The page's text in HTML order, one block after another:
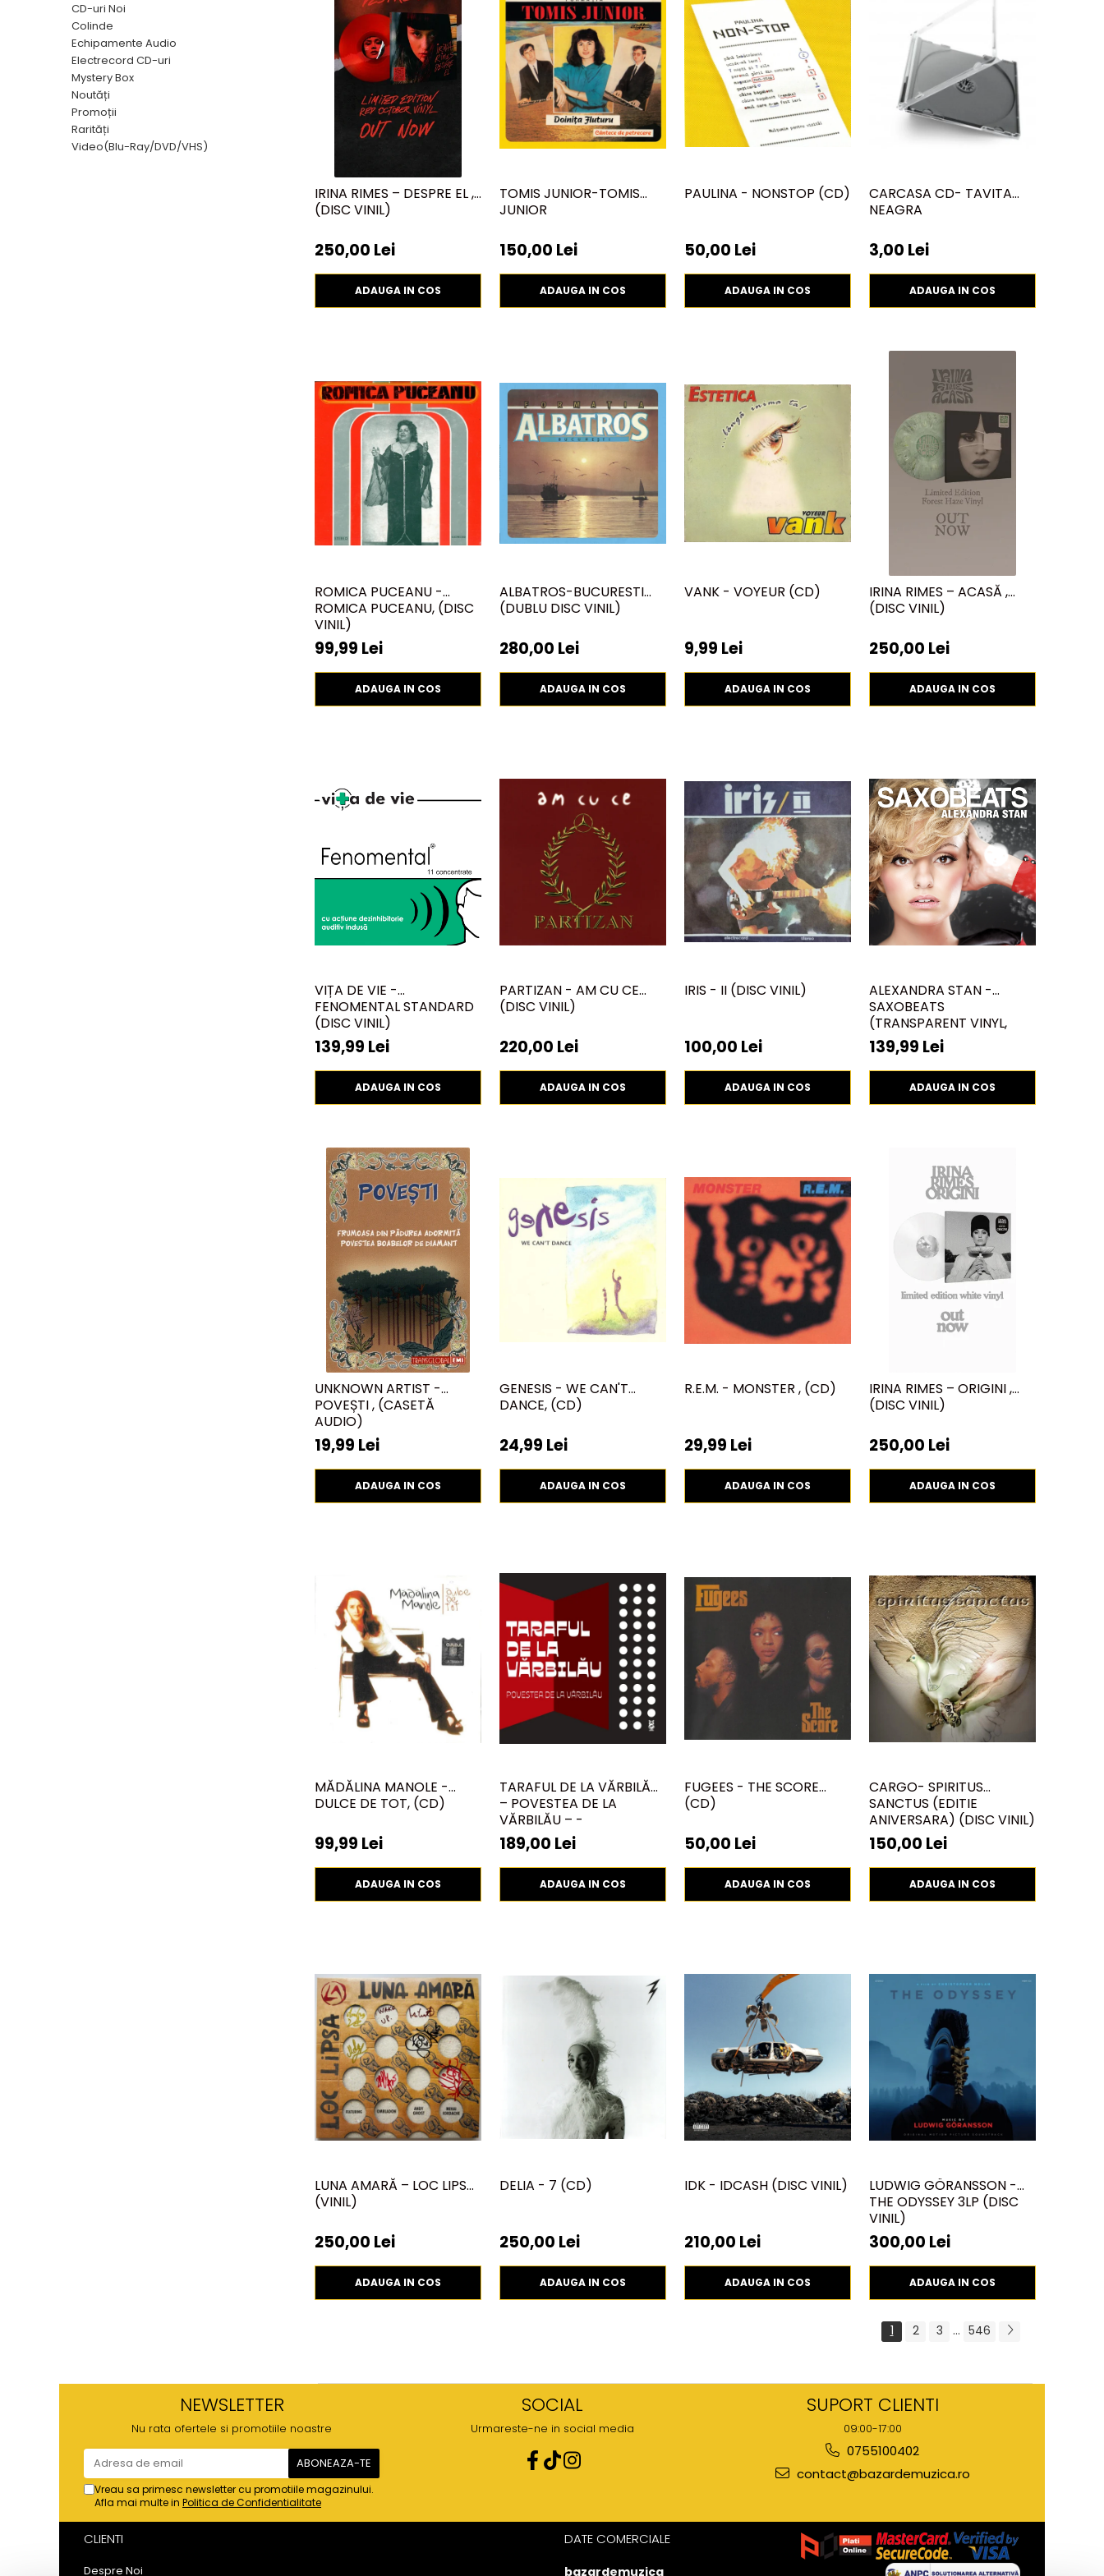
Viniluri Românești
Colecția Electrecord
CD-uri Noi
Colinde
Echipamente Audio
Electrecord CD-uri
Mystery Box
Noutăți
Promoții
Rarități
Video(Blu-Ray/DVD/VHS)
IRINA RIMES – DESPRE EL ,
(DISC VINIL)
250,00 Lei
ADAUGA IN COS
TOMIS JUNIOR-TOMIS
JUNIOR
150,00 Lei
ADAUGA IN COS
PAULINA - NONSTOP (CD)
50,00 Lei
ADAUGA IN COS
CARCASA CD- TAVITA
NEAGRA
3,00 Lei
ADAUGA IN COS
ROMICA PUCEANU -
ROMICA PUCEANU, (DISC
VINIL)
99,99 Lei
ADAUGA IN COS
ALBATROS-BUCURESTI
(DUBLU DISC VINIL)
280,00 Lei
ADAUGA IN COS
VANK - VOYEUR (CD)
9,99 Lei
ADAUGA IN COS
IRINA RIMES – ACASĂ ,
(DISC VINIL)
250,00 Lei
ADAUGA IN COS
VIȚA DE VIE -
FENOMENTAL STANDARD
(DISC VINIL)
139,99 Lei
ADAUGA IN COS
PARTIZAN - AM CU CE
(DISC VINIL)
220,00 Lei
ADAUGA IN COS
IRIS - II (DISC VINIL)
100,00 Lei
ADAUGA IN COS
ALEXANDRA STAN -
SAXOBEATS
(TRANSPARENT VINYL,
BONUS TRACKS) ) (DISC
VINIL)
139,99 Lei
ADAUGA IN COS
UNKNOWN ARTIST -
POVEȘTI , (CASETĂ
AUDIO)
19,99 Lei
ADAUGA IN COS
GENESIS - WE CAN'T
DANCE, (CD)
24,99 Lei
ADAUGA IN COS
R.E.M. - MONSTER , (CD)
29,99 Lei
ADAUGA IN COS
IRINA RIMES – ORIGINI ,
(DISC VINIL)
250,00 Lei
ADAUGA IN COS
MĂDĂLINA MANOLE -
DULCE DE TOT, (CD)
99,99 Lei
ADAUGA IN COS
TARAFUL DE LA VĂRBILĂU
– POVESTEA DE LA
VĂRBILĂU – -
ELECTRECORD, (DISC
VINIL)
189,00 Lei
ADAUGA IN COS
FUGEES - THE SCORE
(CD)
50,00 Lei
ADAUGA IN COS
CARGO- SPIRITUS
SANCTUS (EDITIE
ANIVERSARA) (DISC VINIL)
150,00 Lei
ADAUGA IN COS
LUNA AMARĂ – LOC LIPSĂ
(VINIL)
250,00 Lei
ADAUGA IN COS
DELIA - 7 (CD)
250,00 Lei
ADAUGA IN COS
IDK - IDCASH (DISC VINIL)
210,00 Lei
ADAUGA IN COS
LUDWIG GÖRANSSON -
THE ODYSSEY 3LP (DISC
VINIL)
300,00 Lei
ADAUGA IN COS
1 2 3 ... 546
NEWSLETTER
Nu rata ofertele si promotiile noastre
Vreau sa primesc newsletter cu promotiile magazinului.
Afla mai multe in Politica de Confidentialitate
SOCIAL
Urmareste-ne in social media
SUPORT CLIENTI
09:00-17:00
0755100402
contact@bazardemuzica.ro
CLIENTI
Despre Noi
DATE COMERCIALE
bazardemuzica